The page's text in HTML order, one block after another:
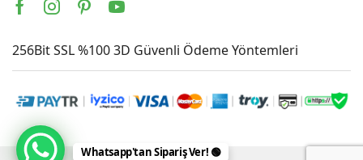
Facebook
Instagram
PinterestYoutube
256Bit SSL %100 3D Güvenli Ödeme Yöntemleri
Whatsapp'tan Sipariş Ver! 🟢